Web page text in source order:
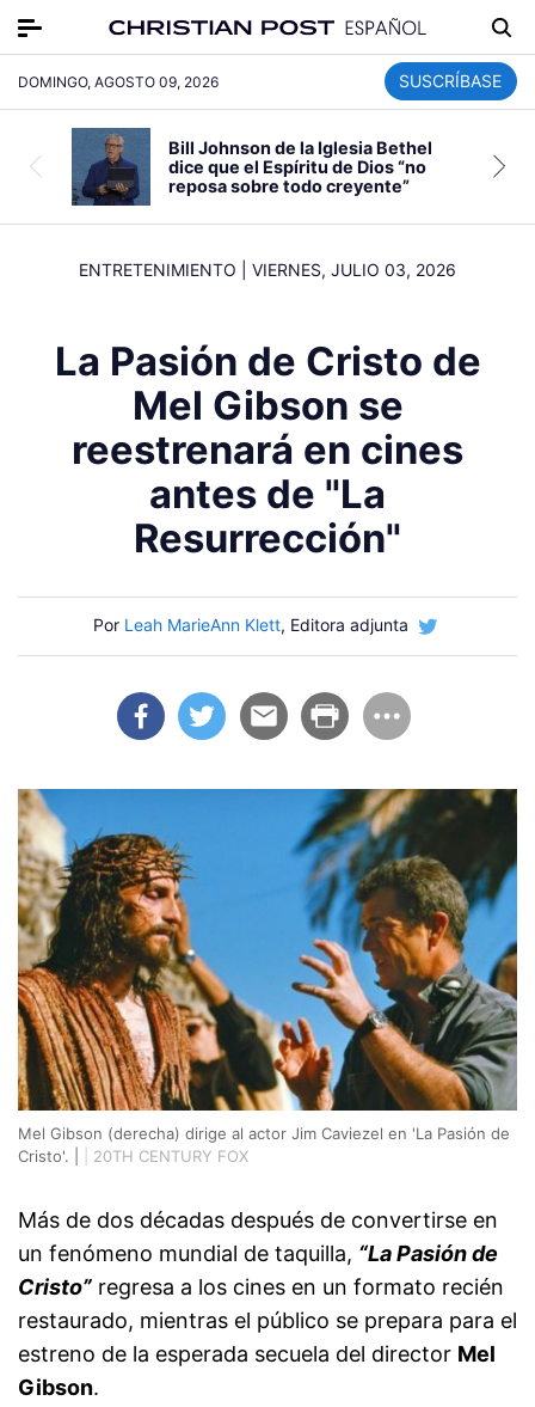
DOMINGO, AGOSTO 09, 2026 SUSCRÍBASE
Bill Johnson de la Iglesia Bethel
dice que el Espíritu de Dios “no
reposa sobre todo creyente”
ENTRETENIMIENTO VIERNES, JULIO 03, 2026
La Pasión de Cristo de
Mel Gibson se
reestrenará en cines
antes de "La
Resurrección"
Por Leah MarieAnn Klett, Editora adjunta
Mel Gibson (derecha) dirige al actor Jim Caviezel en 'La Pasión de
Cristo'. |
20TH CENTURY FOX
Más de dos décadas después de convertirse en
un fenómeno mundial de taquilla, “La Pasión de
Cristo” regresa a los cines en un formato recién
restaurado, mientras el público se prepara para el
estreno de la esperada secuela del director Mel
Gibson.